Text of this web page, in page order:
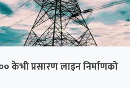
प्रसारण लाइन निर्माणको